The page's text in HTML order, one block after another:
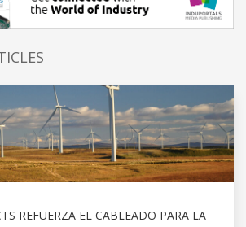
REFUERZA EL CABLEADO PARA LA